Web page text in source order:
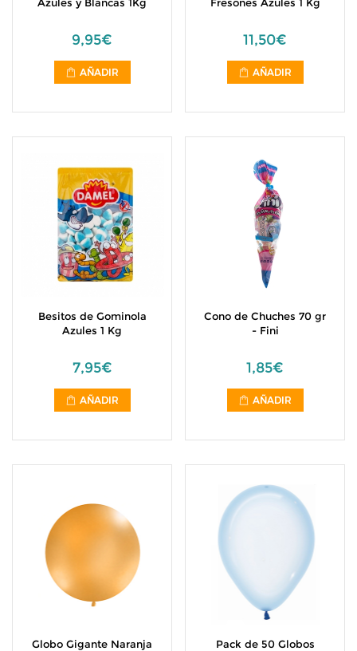
9,95€
AÑADIR
11,50€
AÑADIR
Besitos de Gominola
Azules 1 Kg
7,95€
AÑADIR
Cono de Chuches 70 gr
- Fini
1,85€
AÑADIR
Globo Gigante Naranja
Pack de 50 Globos